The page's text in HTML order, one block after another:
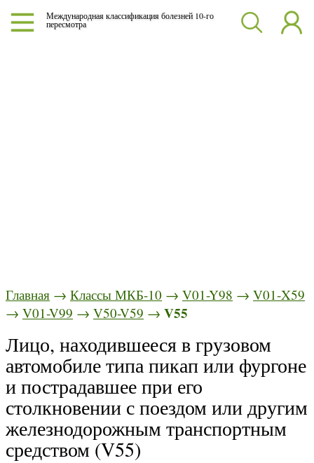
Международная классификация болезней 10-го
пересмотра
Главная → Классы МКБ-10 → V01-Y98 → V01-X59
→ V01-V99 → V50-V59 → V55
Лицо, находившееся в грузовом
автомобиле типа пикап или фургоне
и пострадавшее при его
столкновении с поездом или другим
железнодорожным транспортным
средством (V55)